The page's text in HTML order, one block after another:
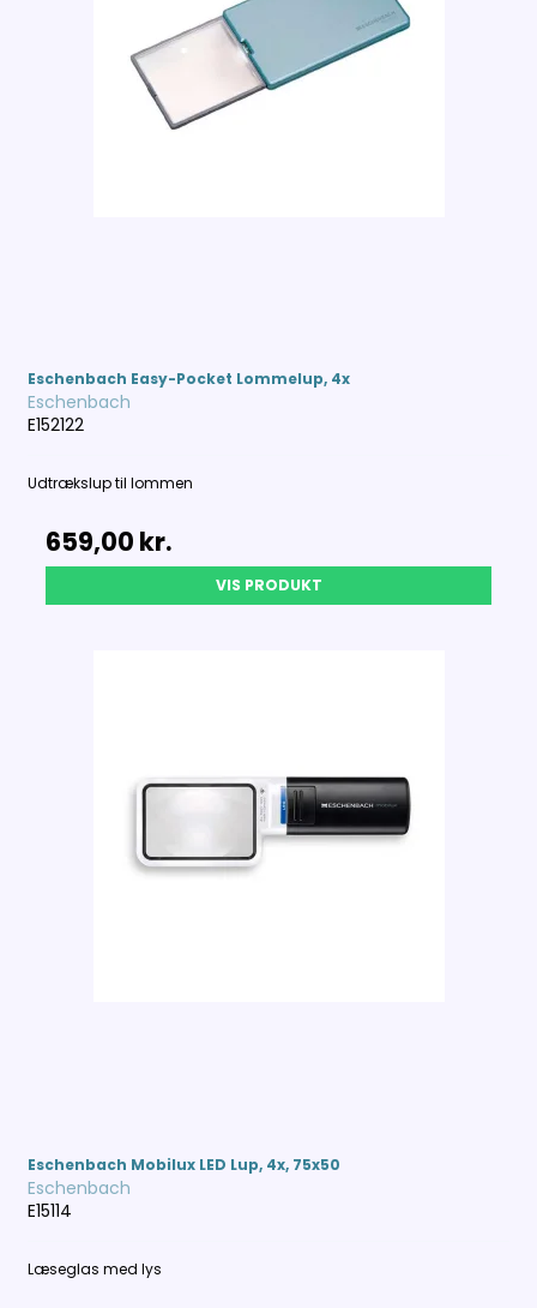
Eschenbach Easy-Pocket Lommelup, 4x
Eschenbach
E152122
Udtrækslup til lommen
659,00 kr.
VIS PRODUKT
Eschenbach Mobilux LED Lup, 4x, 75x50
Eschenbach
E15114
Læseglas med lys